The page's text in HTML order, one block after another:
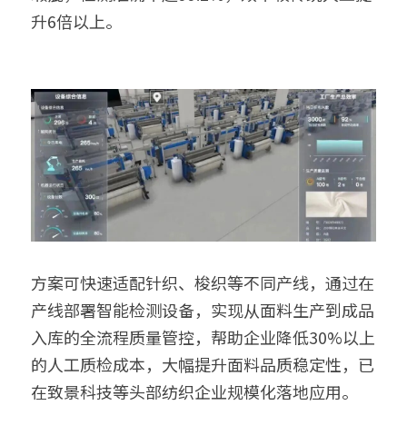
升6倍以上。
方案可快速适配针织、梭织等不同产线，通过在
产线部署智能检测设备，实现从面料生产到成品
入库的全流程质量管控，帮助企业降低30%以上
的人工质检成本，大幅提升面料品质稳定性，已
在致景科技等头部纺织企业规模化落地应用。